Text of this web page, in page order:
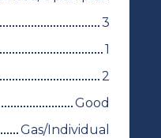
3
1
2
Good
Gas/Individual